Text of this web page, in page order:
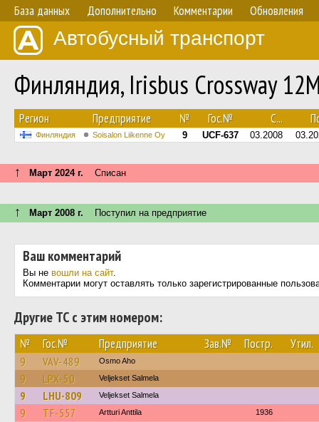
База данных Дополнительно Комментарии Обновления
Автобусный транспорт
Финляндия, Irisbus Crossway
Регион Предприятие № Гос.№ С...
Финляндия Soisalon Liikenne Oy 9 UCF-637 03.2008
↑ Март 2024 г. Списан
↑ Март 2008 г. Поступил на предприятие
Ваш комментарий
Вы не вошли на сайт.
Комментарии могут оставлять только зарегистрированные
Другие ТС с этим номером:
№ Гос.№ Предприятие Зав.№ Постр. Утил.
9 VAV-489 Osmo Aho
9 LPX-50 Veljekset Salmela
9 LHU-809 Veljekset Salmela
9 TF-557 Artturi Anttila 1936